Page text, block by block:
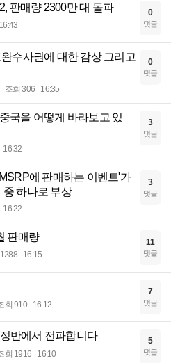
판매량 2300만 대 돌파
16:43
0
댓글
수사권에 대한 감상 그리고
조회 306 16:35
0
댓글
국을 어떻게 바라보고 있
16:32
3
댓글
에 판매하는 이벤트'가
중 하나로 부상
16:22
3
댓글
판매량
16:15
11
댓글
회 910 16:12
7
댓글
반에서 전파합니다
회 1916 16:10
5
댓글